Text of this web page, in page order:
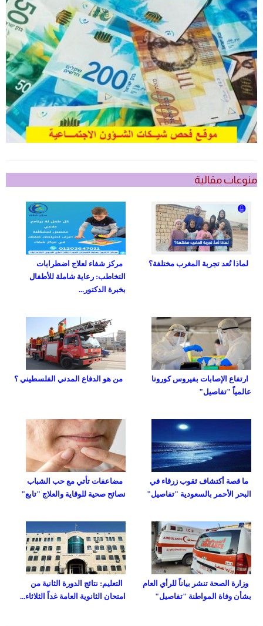
منوعات مقالية
مركز شفاء لعلاج اضطرابات
التخاطب: رعاية شاملة للأطفال
بخبرة الدكتور...
لماذا تُعد تجربة المغرب مختلفة؟
من هو الدفاع المدني الفلسطيني ؟
ارتفاع الإصابات بفيروس كورونا
عالمياً "تفاصيل"
مضاعفات تأتي مع حب الشباب
نصائح صحية للوقاية والعلاج "تابع"
ما قصة أكتشاف ثقوب زرقاء في
البحر الأحمر بالسعودية "تفاصيل"
التعليم: نتائج الدورة الثانية من
امتحان الثانوية العامة غداً الثلاثاء...
وزارة الصحة تنشر بياناً للرأي العام
بشأن وفاة المواطنة "تفاصيل"